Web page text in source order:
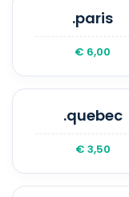
.paris
€ 6,00
.quebec
€ 3,50